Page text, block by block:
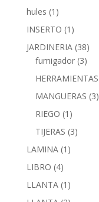
hules (1)
INSERTO (1)
JARDINERIA (38)
fumigador (3)
HERRAMIENTAS
MANGUERAS (3)
RIEGO (1)
TIJERAS (3)
LAMINA (1)
LIBRO (4)
LLANTA (1)